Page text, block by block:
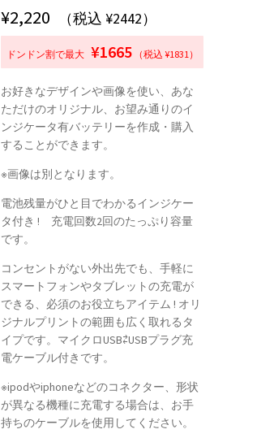
¥2,220 （税込 ¥2442）
ドンドン割で最大 ¥1665 （税込 ¥1831）
お好きなデザインや画像を使い、あな
ただけのオリジナル、お望み通りのイ
ンジケータ有バッテリーを作成・購入
することができます。
※画像は別となります。
電池残量がひと目でわかるインジケー
タ付き ! 充電回数2回のたっぷり容量
です。
コンセントがない外出先でも、手軽に
スマートフォンやタブレットの充電が
できる、必須のお役立ちアイテム ! オリ
ジナルプリントの範囲も広く取れるタ
イプです。マイクロUSB⇄USBプラグ充
電ケーブル付きです。
※ipodやiphoneなどのコネクター、形状
が異なる機種に充電する場合は、お手
持ちのケーブルを使用してください。